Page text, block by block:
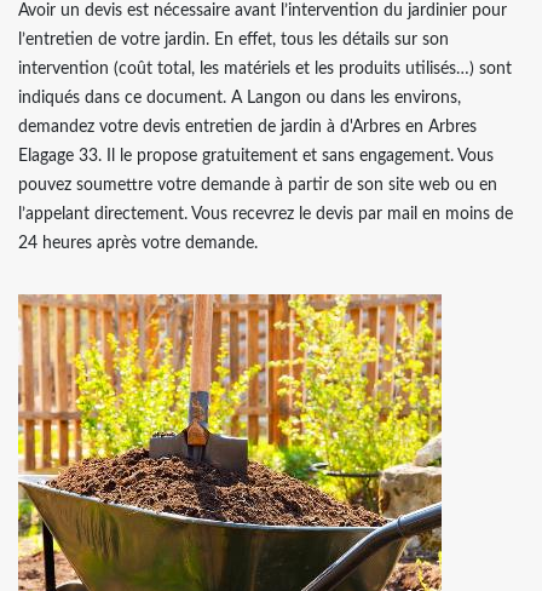
Avoir un devis est nécessaire avant l’intervention du jardinier pour
l’entretien de votre jardin. En effet, tous les détails sur son
intervention (coût total, les matériels et les produits utilisés…) sont
indiqués dans ce document. A Langon ou dans les environs,
demandez votre devis entretien de jardin à d'Arbres en Arbres
Elagage 33. Il le propose gratuitement et sans engagement. Vous
pouvez soumettre votre demande à partir de son site web ou en
l’appelant directement. Vous recevrez le devis par mail en moins de
24 heures après votre demande.